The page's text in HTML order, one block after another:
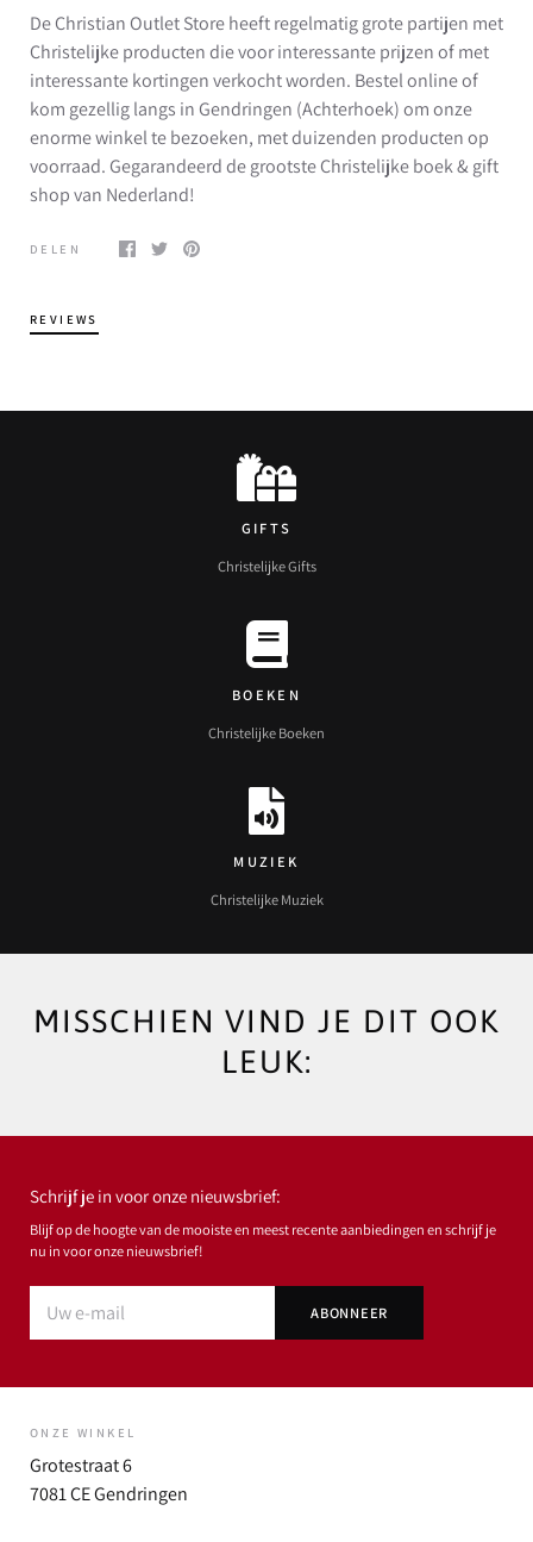
De Christian Outlet Store heeft regelmatig grote partijen met
Christelijke producten die voor interessante prijzen of met
interessante kortingen verkocht worden. Bestel online of
kom gezellig langs in Gendringen (Achterhoek) om onze
enorme winkel te bezoeken, met duizenden producten op
voorraad. Gegarandeerd de grootste Christelijke boek & gift
shop van Nederland!
DELEN
REVIEWS
GIFTS
Christelijke Gifts
BOEKEN
Christelijke Boeken
MUZIEK
Christelijke Muziek
MISSCHIEN VIND JE DIT OOK
LEUK:
Schrijf je in voor onze nieuwsbrief:
Blijf op de hoogte van de mooiste en meest recente aanbiedingen en schrijf je
nu in voor onze nieuwsbrief!
ONZE WINKEL
Grotestraat 6
7081 CE Gendringen